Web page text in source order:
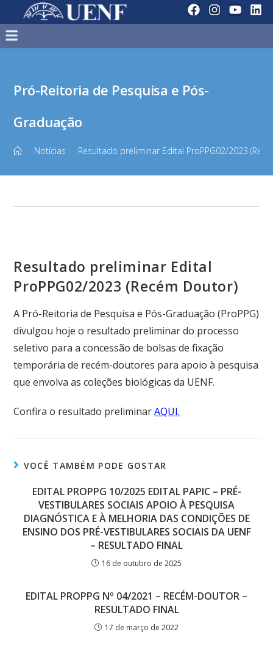
Pró-Reitoria de Pesquisa e Pós-
Graduação
> Notícias > Resultado preliminar Edital ProPPG02/2023
Resultado preliminar Edital
ProPPG02/2023 (Recém Doutor)
A Pró-Reitoria de Pesquisa e Pós-Graduação (ProPPG)
divulgou hoje o resultado preliminar do processo
seletivo para a concessão de bolsas de fixação
temporária de recém-doutores para apoio à pesquisa
que envolva as coleções biológicas da UENF.
Confira o resultado preliminarAQUI.
VOCÊ TAMBÉM PODE GOSTAR
EDITAL PROPPG 10/2025 EDITAL PAPIC – PRÉ-
VESTIBULARES SOCIAIS APOIO À PESQUISA
DIAGNÓSTICA E À MELHORIA DAS CONDIÇÕES DE
ENSINO DOS PRÉ-VESTIBULARES SOCIAIS DA UENF
– RESULTADO FINAL
16 de outubro de 2025
EDITAL PROPPG Nº 04/2021 – RECÉM-DOUTOR –
RESULTADO FINAL
17 de março de 2022